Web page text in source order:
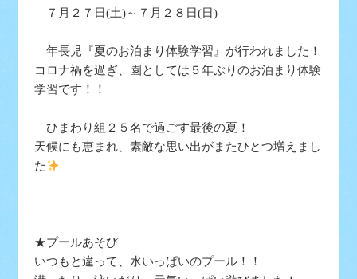
７月２７日(土)～７月２８日(日)
年長児『夏のお泊まり体験学習』が行われました！
コロナ禍を過ぎ、園としては５年ぶりのお泊まり体験
学習です！！
ひまわり組２５名で過ごす最後の夏！
天候にも恵まれ、素敵な思い出がまたひとつ増えまし
た
★プールあそび
いつもと違って、水いっぱいのプール！！